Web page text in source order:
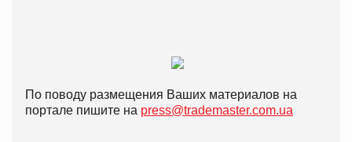
По поводу размещения Ваших материалов на
портале пишите на press@trademaster.com.ua